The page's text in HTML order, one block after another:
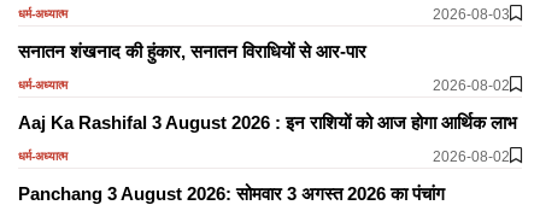
धर्म-अध्यात्म 2026-08-03
सनातन शंखनाद की हुंकार, सनातन विराधियों से आर-पार
धर्म-अध्यात्म 2026-08-02
Aaj Ka Rashifal 3 August 2026 : इन राशियों को आज होगा आर्थिक लाभ
धर्म-अध्यात्म 2026-08-02
Panchang 3 August 2026: सोमवार 3 अगस्त 2026 का पंचांग